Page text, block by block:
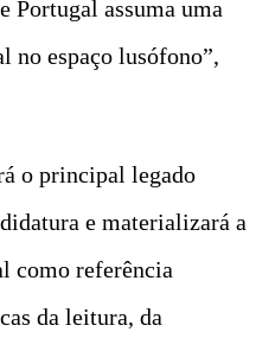
Portugal assuma uma
no espaço lusófono”,
o principal legado
e materializará a
como referência
da leitura, da